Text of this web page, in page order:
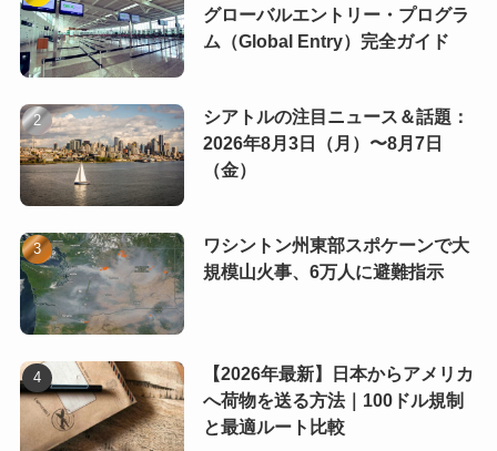
グローバルエントリー・プログラ
ム（Global Entry）完全ガイド
シアトルの注目ニュース＆話題：
2026年8月3日（月）〜8月7日
（金）
ワシントン州東部スポケーンで大
規模山火事、6万人に避難指示
【2026年最新】日本からアメリカ
へ荷物を送る方法｜100ドル規制
と最適ルート比較